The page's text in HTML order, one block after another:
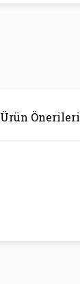
Ürün Önerileri